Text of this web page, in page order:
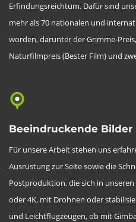
Erfindungsreichtum. Dafür sind
mehr als 70 nationalen und
worden, darunter der Grimme-
Naturfilmpreis (Bester Film) und
Beeindruckende Bilder
Für unsere Arbeit stehen uns
Ausrüstung zur Seite sowie die
Postproduktion, die sich in
oder 4K, mit Drohnen oder
und Leichtflugzeugen, ob mit